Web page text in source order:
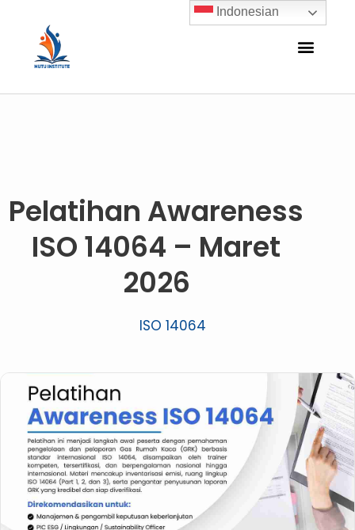
Pelatihan Awareness
ISO 14064 – Maret
2026
ISO 14064
Indonesian